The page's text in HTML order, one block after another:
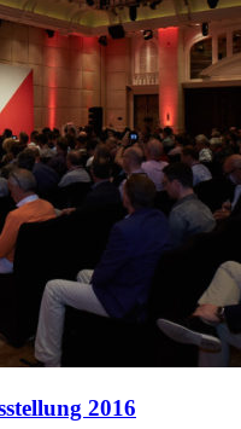
2016